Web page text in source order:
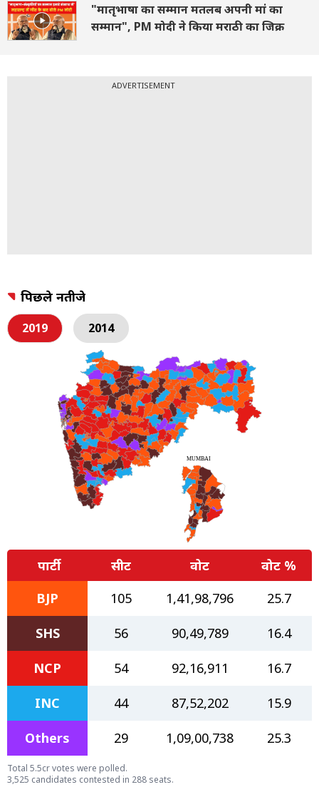
"मातृभाषा का सम्मान मतलब अपनी मां का
सम्मान", PM मोदी ने किया मराठी का जिक्र
ADVERTISEMENT
पिछले नतीजे
2019 2014
MUMBAI
पार्टी सीट वोट
वोट %
BJP
105 1,41,98,796 25.7
SHS 56 90,49,789 16.4
NCP 54 92,16,911 16.7
INC 44 87,52,202 15.9
Others 29 1,09,00,738 25.3
Total 5.5cr votes were polled.
3,525 candidates contested in 288 seats.